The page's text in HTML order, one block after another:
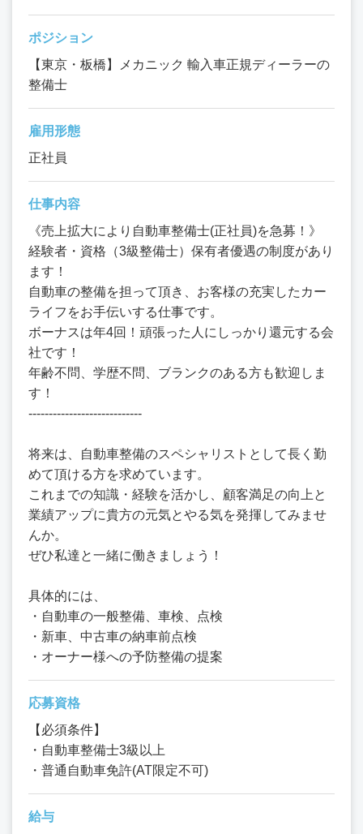
ポジション
【東京・板橋】メカニック 輸入車正規ディーラーの
整備士
雇用形態
正社員
仕事内容
《売上拡大により自動車整備士(正社員)を急募！》
経験者・資格（3級整備士）保有者優遇の制度があり
ます！
自動車の整備を担って頂き、お客様の充実したカー
ライフをお手伝いする仕事です。
ボーナスは年4回！頑張った人にしっかり還元する会
社です！
年齢不問、学歴不問、ブランクのある方も歓迎しま
す！
----------------------------
将来は、自動車整備のスペシャリストとして長く勤
めて頂ける方を求めています。
これまでの知識・経験を活かし、顧客満足の向上と
業績アップに貴方の元気とやる気を発揮してみませ
んか。
ぜひ私達と一緒に働きましょう！
具体的には、
・自動車の一般整備、車検、点検
・新車、中古車の納車前点検
・オーナー様への予防整備の提案
応募資格
【必須条件】
・自動車整備士3級以上
・普通自動車免許(AT限定不可)
給与